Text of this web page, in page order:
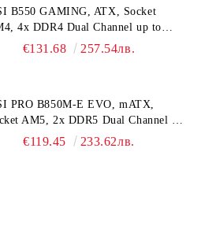
Type-C, HDMI, 7.1 HD Audio,
LAN, WiFI 7, BT, 3Y
B550 GAMING, ATX, Socket
4x DDR4 Dual Channel up to
2x PCIe x16 slots, 2x
€131.68 257.54лв.
PRO B850M-E EVO, mATX,
AM5, 2x DDR5 Dual Channel up
8200(OC)MHz, 1x PCIe x16 slot, 1x
€119.45 233.62лв.